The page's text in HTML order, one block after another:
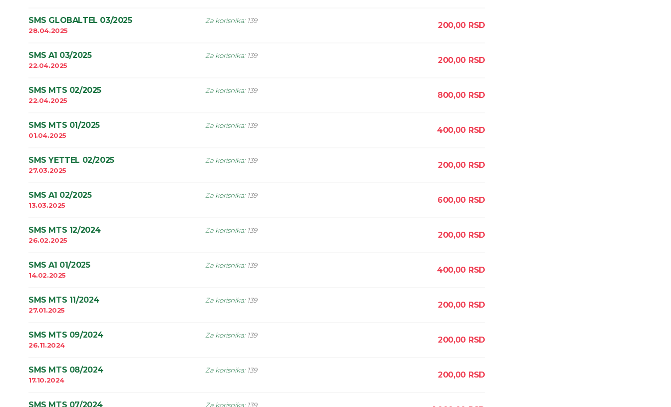
SMS GLOBALTEL 03/2025
28.04.2025
Za korisnika: 139 200,00 RSD
SMS A1 03/2025
22.04.2025
Za korisnika: 139 200,00 RSD
SMS MTS 02/2025
22.04.2025
Za korisnika: 139 800,00 RSD
SMS MTS 01/2025
01.04.2025
Za korisnika: 139 400,00 RSD
SMS YETTEL 02/2025
27.03.2025
Za korisnika: 139 200,00 RSD
SMS A1 02/2025
13.03.2025
Za korisnika: 139 600,00 RSD
SMS MTS 12/2024
26.02.2025
Za korisnika: 139 200,00 RSD
SMS A1 01/2025
14.02.2025
Za korisnika: 139 400,00 RSD
SMS MTS 11/2024
27.01.2025
Za korisnika: 139 200,00 RSD
SMS MTS 09/2024
26.11.2024
Za korisnika: 139 200,00 RSD
SMS MTS 08/2024
17.10.2024
Za korisnika: 139 200,00 RSD
SMS MTS 07/2024 Za korisnika: 139